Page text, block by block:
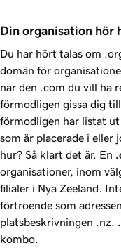
Din organisation hör
Du har hört talas om
domän för
när den .com du vill ha
förmodligen gissa dig
förmodligen har listat ut
som är placerade i eller
hur? Så klart det är. En
organisationer, inom
filialer i Nya Zeeland.
förtroende som
platsbeskrivningen .nz.
kombo.